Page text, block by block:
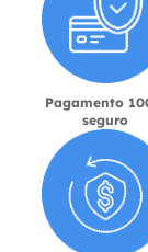
Pagamento
seguro